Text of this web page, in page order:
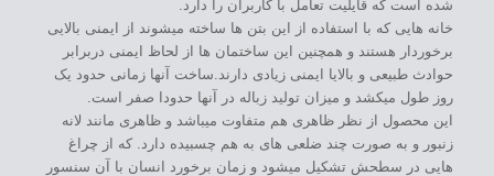
شده است که قایلیت تعامل با کاربران را دارد.
خانه هایی که با استفاده از این بتن ها ساخته میشوند از ایمنی بالایی
برخوردار هستند و همچنین این ساختمان ها از لحاظ ایمنی دربرابر
حوادث طبیعی و بالایا ایمنی زیادی دارند.ساخت آنها زمانی حدود یک
روز طول میکشد و میزان تولید زباله در آنها حدودا صفر است.
این محصول از نظر ظاهری هم متفاوت میباشد و ظاهری مانند لانه
زنبور و به صورت چند ضلعی های به هم چسبیده دارد. که از چراغ
هایی در سطحش تشکیل میشود و زمان برخورد انسان با آن سنسور